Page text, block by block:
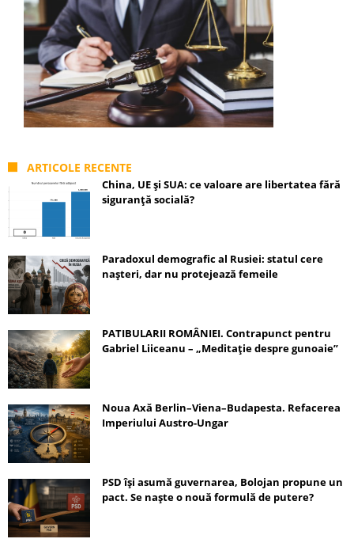
ARTICOLE RECENTE
China, UE și SUA: ce valoare are libertatea fără
siguranță socială?
Paradoxul demografic al Rusiei: statul cere
nașteri, dar nu protejează femeile
PATIBULARII ROMÂNIEI. Contrapunct pentru
Gabriel Liiceanu – „Meditație despre gunoaie”
Noua Axă Berlin–Viena–Budapesta. Refacerea
Imperiului Austro-Ungar
PSD își asumă guvernarea, Bolojan propune un
pact. Se naște o nouă formulă de putere?